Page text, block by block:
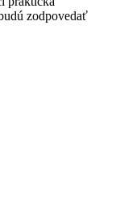
zodpovedať